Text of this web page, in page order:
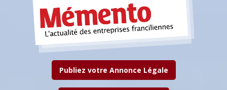
Publiez votre Annonce Légale